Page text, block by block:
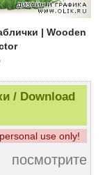
| Wooden
/ Download
use only!